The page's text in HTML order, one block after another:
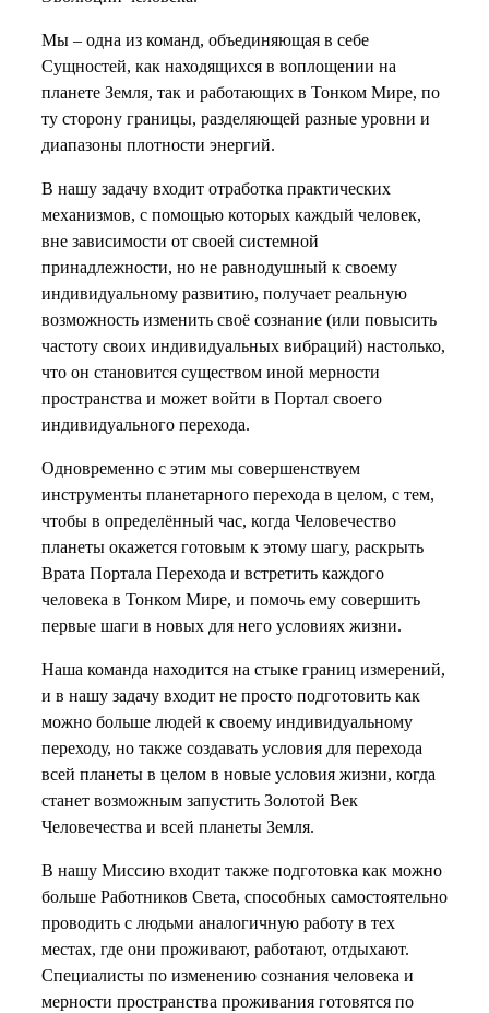
Мы – одна из команд, объединяющая в себе
Сущностей, как находящихся в воплощении на
планете Земля, так и работающих в Тонком Мире, по
ту сторону границы, разделяющей разные уровни и
диапазоны плотности энергий.
В нашу задачу входит отработка практических
механизмов, с помощью которых каждый человек,
вне зависимости от своей системной
принадлежности, но не равнодушный к своему
индивидуальному развитию, получает реальную
возможность изменить своё сознание (или повысить
частоту своих индивидуальных вибраций) настолько,
что он становится существом иной мерности
пространства и может войти в Портал своего
индивидуального перехода.
Одновременно с этим мы совершенствуем
инструменты планетарного перехода в целом, с тем,
чтобы в определённый час, когда Человечество
планеты окажется готовым к этому шагу, раскрыть
Врата Портала Перехода и встретить каждого
человека в Тонком Мире, и помочь ему совершить
первые шаги в новых для него условиях жизни.
Наша команда находится на стыке границ измерений,
и в нашу задачу входит не просто подготовить как
можно больше людей к своему индивидуальному
переходу, но также создавать условия для перехода
всей планеты в целом в новые условия жизни, когда
станет возможным запустить Золотой Век
Человечества и всей планеты Земля.
В нашу Миссию входит также подготовка как можно
больше Работников Света, способных самостоятельно
проводить с людьми аналогичную работу в тех
местах, где они проживают, работают, отдыхают.
Специалисты по изменению сознания человека и
мерности пространства проживания готовятся по